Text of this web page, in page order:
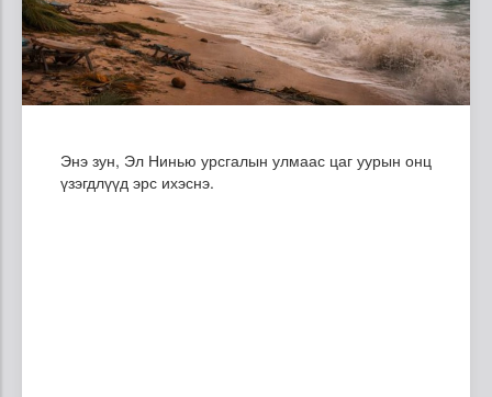
Энэ зун, Эл Нинью урсгалын улмаас цаг уурын онц
үзэгдлүүд эрс ихэснэ.